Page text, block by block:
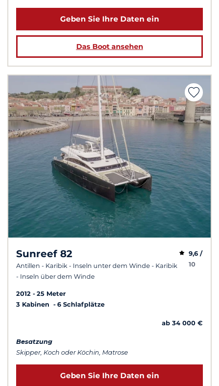
Geben Sie Ihre Daten ein
Das Boot ansehen
Sunreef 82
Antillen - Karibik - Inseln unter dem Winde - Karibik
- Inseln über dem Winde
9,6 /
10
2012
25 Meter
3 Kabinen
6 Schlafplätze
ab 34 000 €
Besatzung
Skipper, Koch oder Köchin, Matrose
Geben Sie Ihre Daten ein